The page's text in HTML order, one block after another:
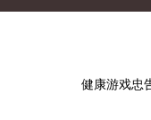
健康游戏忠